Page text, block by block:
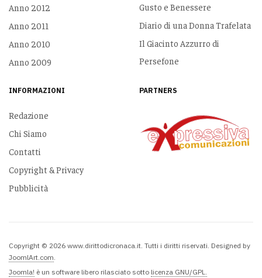
Anno 2012
Anno 2011
Anno 2010
Anno 2009
Gusto e Benessere
Diario di una Donna Trafelata
Il Giacinto Azzurro di
Persefone
INFORMAZIONI
Redazione
Chi Siamo
Contatti
Copyright & Privacy
Pubblicità
PARTNERS
Copyright © 2026 www.dirittodicronaca.it. Tutti i diritti riservati. Designed by
JoomlArt.com.
Joomla! è un software libero rilasciato sotto licenza GNU/GPL.